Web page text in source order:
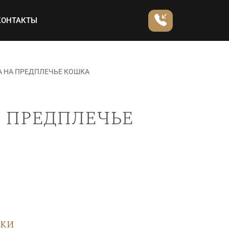
НА ПРЕДПЛЕЧЬЕ КОШКА